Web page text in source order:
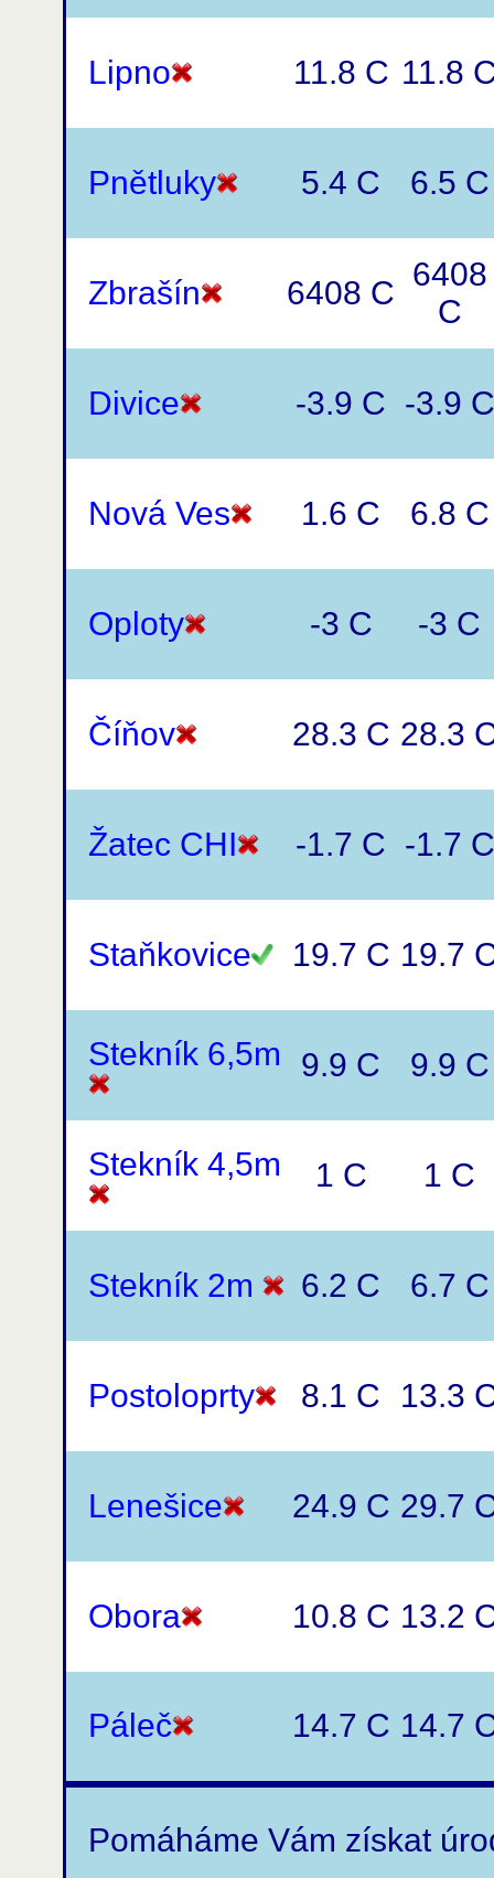
Lipno 11.8 C 11.8
Pnětluky 5.4 C 6.5 C
Zbrašín 6408 C
6408
C
Divice -3.9 C -3.9 C
Nová Ves 1.6 C 6.8 C
Oploty -3 C -3 C
Číňov 28.3 C 28.3
Žatec CHI -1.7 C -1.7 C
Staňkovice 19.7 C 19.7
Stekník 6,5m 9.9 C 9.9 C
Stekník 4,5m 1 C 1 C
Stekník 2m 6.2 C 6.7 C
Postoloprty 8.1 C 13.3
Lenešice 24.9 C 29.7
Obora 10.8 C 13.2
Páleč 14.7 C 14.7
Pomáháme Vám získat